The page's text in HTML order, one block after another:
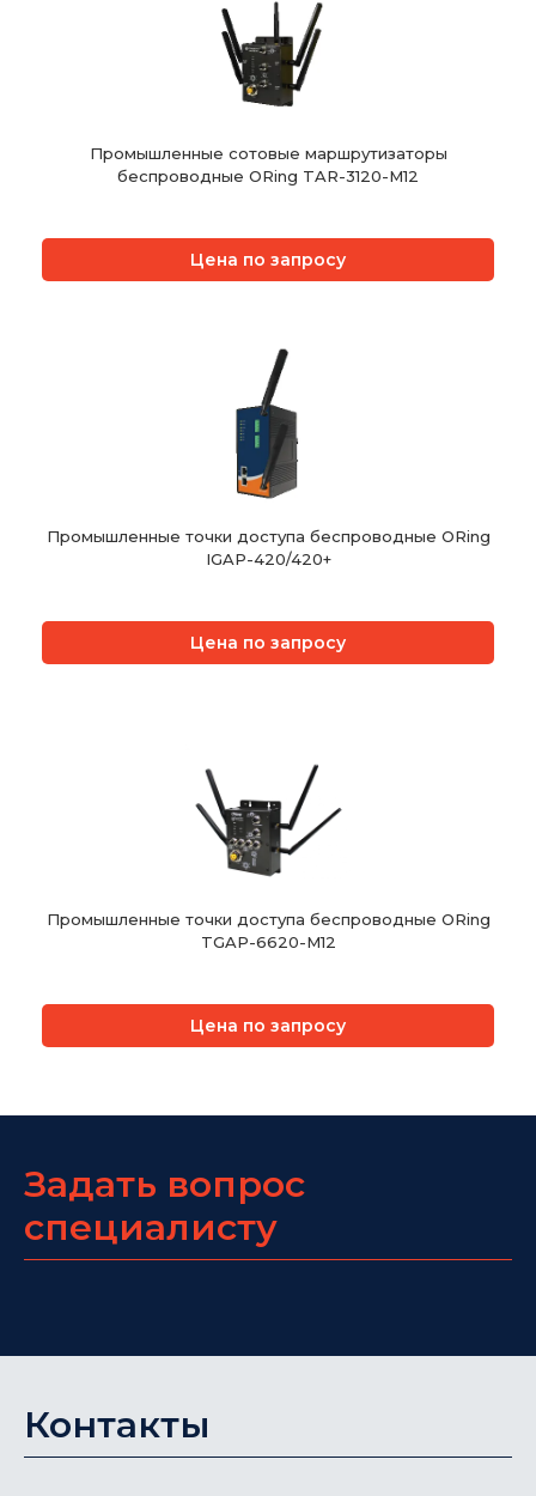
Промышленные сотовые маршрутизаторы
беспроводные ORing TAR-3120-M12
Цена по запросу
Промышленные точки доступа беспроводные ORing
IGAP-420/420+
Цена по запросу
Промышленные точки доступа беспроводные ORing
TGAP-6620-M12
Цена по запросу
Задать вопрос
специалисту
Контакты